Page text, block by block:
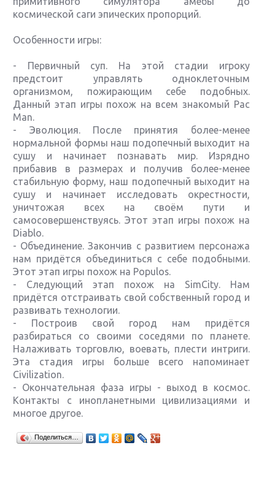
космической саги эпических пропорций.
Особенности игры:
- Первичный суп. На этой стадии игроку
предстоит управлять одноклеточным
организмом, пожирающим себе подобных.
Данный этап игры похож на всем знакомый Pac
Man.
- Эволюция. После принятия более-менее
нормальной формы наш подопечный выходит на
сушу и начинает познавать мир. Изрядно
прибавив в размерах и получив более-менее
стабильную форму, наш подопечный выходит на
сушу и начинает исследовать окрестности,
уничтожая всех на своём пути и
самосовершенствуясь. Этот этап игры похож на
Diablo.
- Объединение. Закончив с развитием персонажа
нам придётся объединиться с себе подобными.
Этот этап игры похож на Populos.
- Следующий этап похож на SimCity. Нам
придётся отстраивать свой собственный город и
развивать технологии.
- Построив свой город нам придётся
разбираться со своими соседями по планете.
Налаживать торговлю, воевать, плести интриги.
Эта стадия игры больше всего напоминает
Civilization.
- Окончательная фаза игры - выход в космос.
Контакты с инопланетными цивилизациями и
многое другое.
Поделиться…
Крупнейшие релизы мая: Nintendo, Microsoft и
Sony